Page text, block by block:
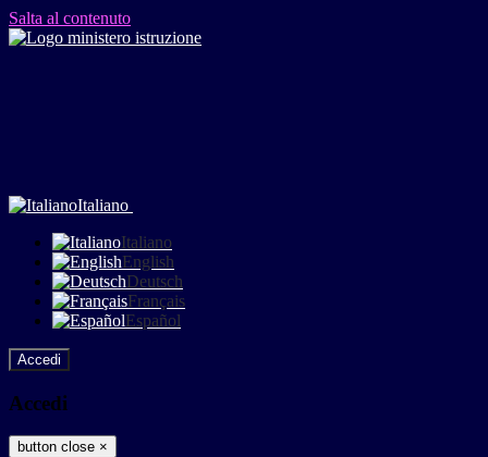
Salta al contenuto
Italiano
Italiano
English
Deutsch
Français
Español
Accedi
Accedi
button close ×